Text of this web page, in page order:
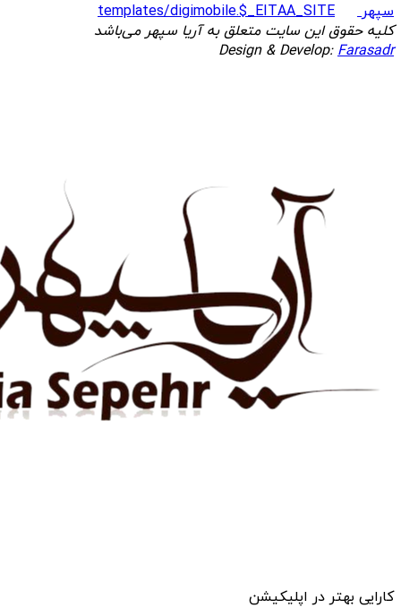
سپهر
templates/digimobile.$_EITAA_SITE
کلیه حقوق این سایت متعلق به آریا سپهر می‌باشد
Design & Develop:Farasadr
کارایی بهتر در اپلیکیشن